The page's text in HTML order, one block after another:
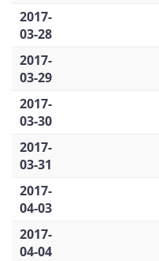
2017-
03-28
2017-
03-29
2017-
03-30
2017-
03-31
2017-
04-03
2017-
04-04